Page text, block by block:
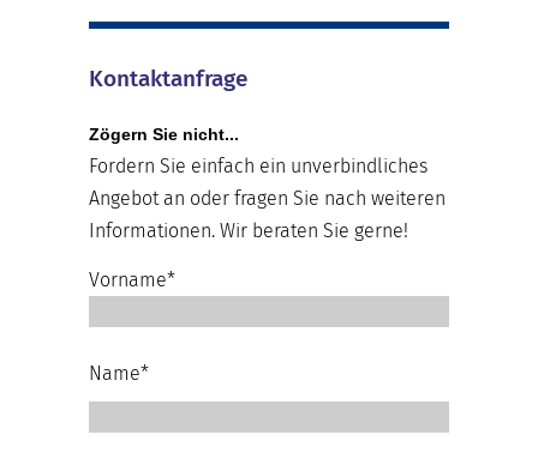
Kontaktanfrage
Zögern Sie nicht...
Fordern Sie einfach ein unverbindliches
Angebot an oder fragen Sie nach weiteren
Informationen. Wir beraten Sie gerne!
Vorname*
Name*